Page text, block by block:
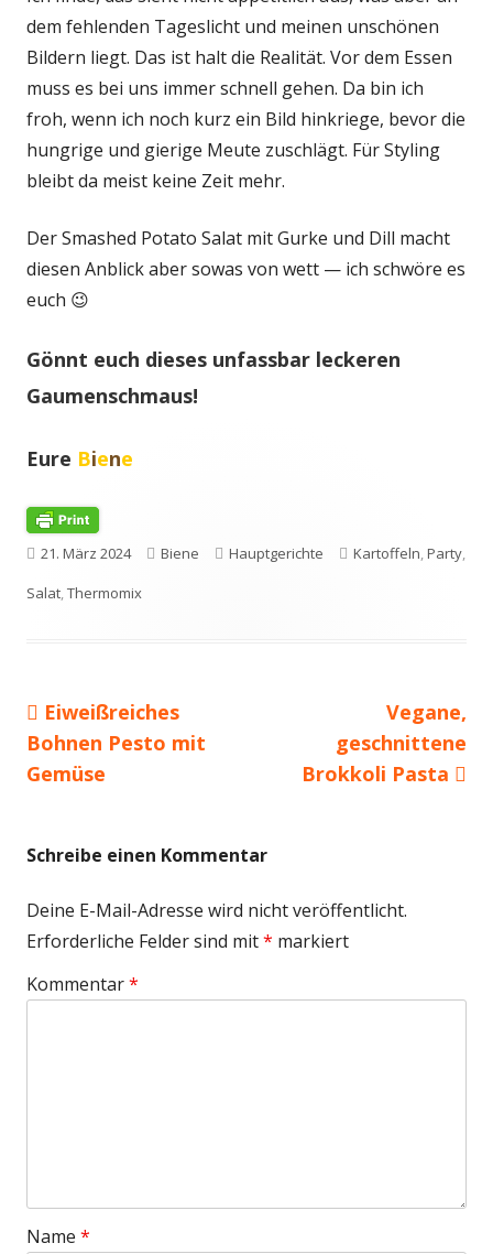
dem fehlenden Tageslicht und meinen unschönen
Bildern liegt. Das ist halt die Realität. Vor dem Essen
muss es bei uns immer schnell gehen. Da bin ich
froh, wenn ich noch kurz ein Bild hinkriege, bevor die
hungrige und gierige Meute zuschlägt. Für Styling
bleibt da meist keine Zeit mehr.
Der Smashed Potato Salat mit Gurke und Dill macht
diesen Anblick aber sowas von wett — ich schwöre es
euch 😉
Gönnt euch dieses unfassbar leckeren
Gaumenschmaus!
Eure Biene
Veröffentlicht
am
21. März 2024 Autor
Biene Kategorien
Hauptgerichte Schlagwörter
Kartoffeln Party
Salat Thermomix
Beitragsnavigation
Vorheriger
Beitrag:
Eiweißreiches
Bohnen Pesto mit
Gemüse
Nächster
Beitrag
Vegane,
geschnittene
Brokkoli Pasta
Schreibe einen Kommentar
Deine E-Mail-Adresse wird nicht veröffentlicht.
Erforderliche Felder sind mit* markiert
Kommentar*
Name *